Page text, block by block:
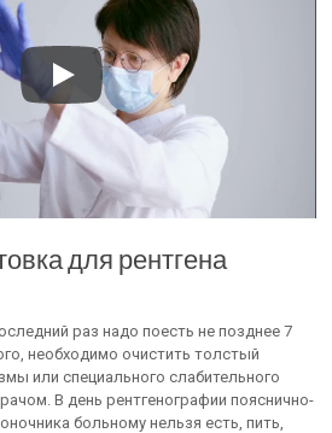
для рентгена
раз надо поесть не позднее 7
необходимо очистить толстый
или специального слабительного
В день рентгенографии пояснично-
больному нельзя есть, пить,